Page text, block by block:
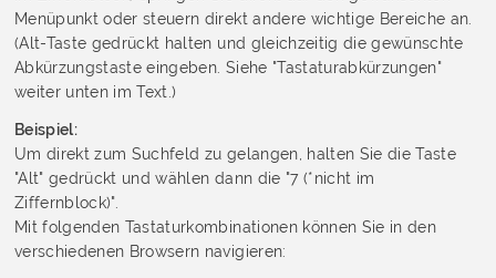
Menüpunkt oder steuern direkt andere wichtige Bereiche an.
(Alt-Taste gedrückt halten und gleichzeitig die gewünschte
Abkürzungstaste eingeben. Siehe "Tastaturabkürzungen"
weiter unten im Text.)
Beispiel:
Um direkt zum Suchfeld zu gelangen, halten Sie die Taste
"Alt" gedrückt und wählen dann die "7 (*nicht im
Ziffernblock)".
Mit folgenden Tastaturkombinationen können Sie in den
verschiedenen Browsern navigieren: